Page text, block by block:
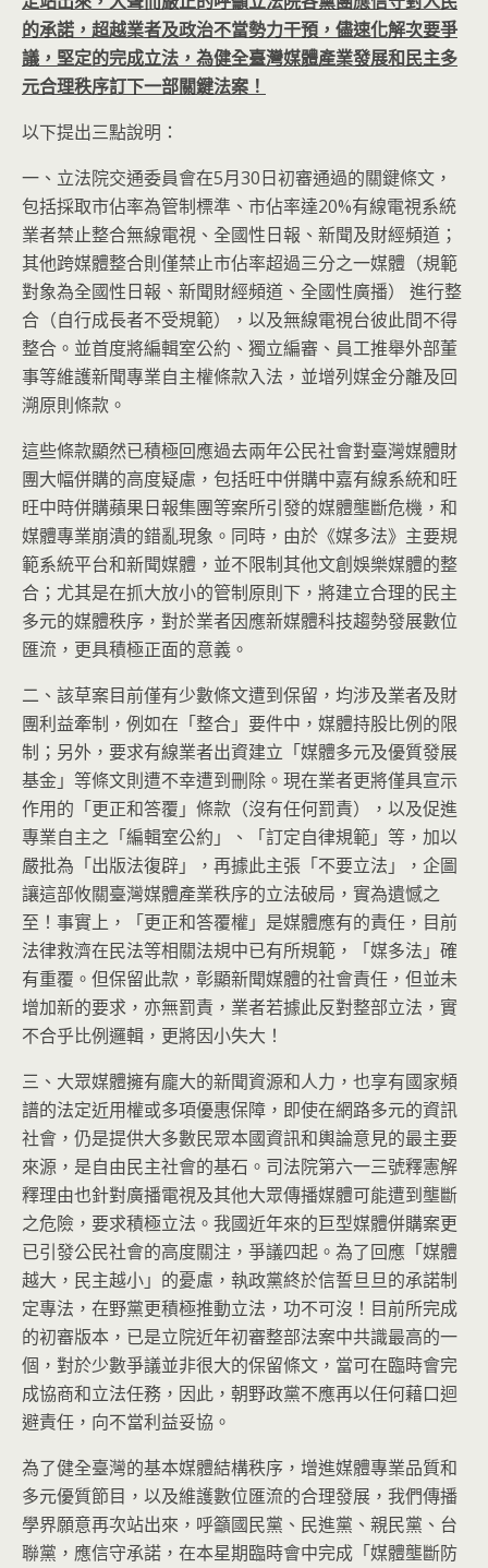
的承諾，超越業者及政治不當勢力干預，儘速化解次要爭
議，堅定的完成立法，為健全臺灣媒體產業發展和民主多
元合理秩序訂下一部關鍵法案！
以下提出三點說明：
一、立法院交通委員會在5月30日初審通過的關鍵條文，
包括採取市佔率為管制標準、市佔率達20%有線電視系統
業者禁止整合無線電視、全國性日報、新聞及財經頻道；
其他跨媒體整合則僅禁止市佔率超過三分之一媒體（規範
對象為全國性日報、新聞財經頻道、全國性廣播） 進行整
合（自行成長者不受規範），以及無線電視台彼此間不得
整合。並首度將編輯室公約、獨立編審、員工推舉外部董
事等維護新聞專業自主權條款入法，並增列媒金分離及回
溯原則條款。
這些條款顯然已積極回應過去兩年公民社會對臺灣媒體財
團大幅併購的高度疑慮，包括旺中併購中嘉有線系統和旺
旺中時併購蘋果日報集團等案所引發的媒體壟斷危機，和
媒體專業崩潰的錯亂現象。同時，由於《媒多法》主要規
範系統平台和新聞媒體，並不限制其他文創娛樂媒體的整
合；尤其是在抓大放小的管制原則下，將建立合理的民主
多元的媒體秩序，對於業者因應新媒體科技趨勢發展數位
匯流，更具積極正面的意義。
二、該草案目前僅有少數條文遭到保留，均涉及業者及財
團利益牽制，例如在「整合」要件中，媒體持股比例的限
制；另外，要求有線業者出資建立「媒體多元及優質發展
基金」等條文則遭不幸遭到刪除。現在業者更將僅具宣示
作用的「更正和答覆」條款（沒有任何罰責），以及促進
專業自主之「編輯室公約」、「訂定自律規範」等，加以
嚴批為「出版法復辟」，再據此主張「不要立法」，企圖
讓這部攸關臺灣媒體產業秩序的立法破局，實為遺憾之
至！事實上，「更正和答覆權」是媒體應有的責任，目前
法律救濟在民法等相關法規中已有所規範，「媒多法」確
有重覆。但保留此款，彰顯新聞媒體的社會責任，但並未
增加新的要求，亦無罰責，業者若據此反對整部立法，實
不合乎比例邏輯，更將因小失大！
三、大眾媒體擁有龐大的新聞資源和人力，也享有國家頻
譜的法定近用權或多項優惠保障，即使在網路多元的資訊
社會，仍是提供大多數民眾本國資訊和輿論意見的最主要
來源，是自由民主社會的基石。司法院第六一三號釋憲解
釋理由也針對廣播電視及其他大眾傳播媒體可能遭到壟斷
之危險，要求積極立法。我國近年來的巨型媒體併購案更
已引發公民社會的高度關注，爭議四起。為了回應「媒體
越大，民主越小」的憂慮，執政黨終於信誓旦旦的承諾制
定專法，在野黨更積極推動立法，功不可沒！目前所完成
的初審版本，已是立院近年初審整部法案中共識最高的一
個，對於少數爭議並非很大的保留條文，當可在臨時會完
成協商和立法任務，因此，朝野政黨不應再以任何藉口迴
避責任，向不當利益妥協。
為了健全臺灣的基本媒體結構秩序，增進媒體專業品質和
多元優質節目，以及維護數位匯流的合理發展，我們傳播
學界願意再次站出來，呼籲國民黨、民進黨、親民黨、台
聯黨，應信守承諾，在本星期臨時會中完成「媒體壟斷防